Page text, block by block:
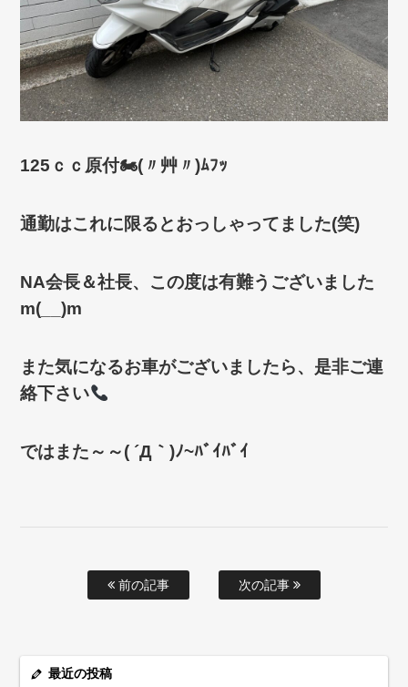
125ｃｃ原付🏍(〃艸〃)ﾑﾌｯ
通勤はこれに限るとおっしゃってました(笑)
NA会長＆社長、この度は有難うございました
m(__)m
また気になるお車がございましたら、是非ご連
絡下さい
ではまた～～( ´Д｀)ﾉ~ﾊﾞｲﾊﾞｲ
前の記事 次の記事
最近の投稿